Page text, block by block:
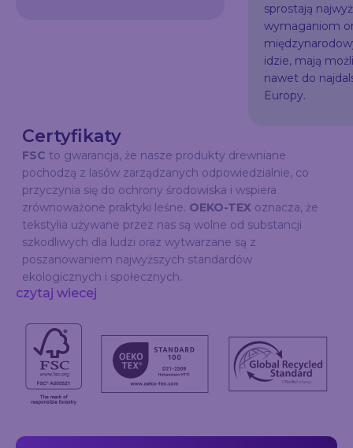
sprostają
wymaganiom
idzie, mają
nawet do
Europy.
Certyfikaty
FSC to gwarancja, że nasze produkty drewniane
pochodzą z lasów zarządzanych odpowiedzialnie, co
przyczynia się do ochrony środowiska i wspiera
zrównoważone praktyki leśne. OEKO-TEX oznacza, że
tekstylia używane przez nas są wolne od substancji
szkodliwych dla ludzi oraz wytwarzane są z
poszanowaniem najwyższych standardów
ekologicznych i społecznych.
czytaj wiecej